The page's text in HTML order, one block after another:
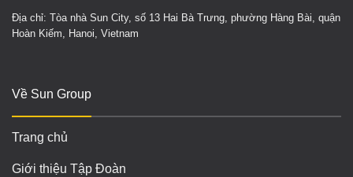
Địa chỉ: Tòa nhà Sun City, số 13 Hai Bà Trưng, phường Hàng Bài, quận
Hoàn Kiếm, Hanoi, Vietnam
Về Sun Group
Trang chủ
Giới thiệu Tập Đoàn